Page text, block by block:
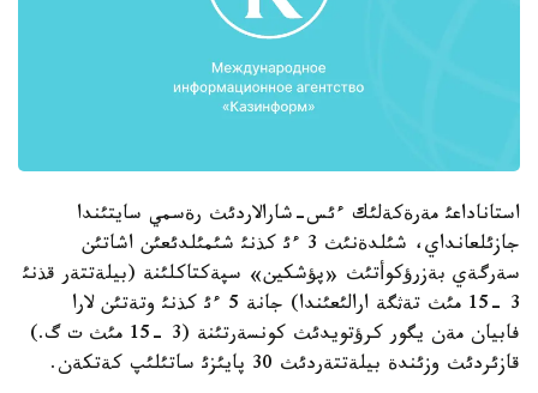
استاناداعئ مةرةكةلئك ءئس-شارالاردئث رةسمي سايتئندا
جازئلعانداي، شئلدةنئث 3 ءئ كذنئ شئمئلدئعئن اشاتئن
سةرگةي بةزرؤكوأتئث «پؤشكين» سپةكتاكلئنة (بيلةتتةر قذنئ
3 -15 مئث تةثگة ارالئعئندا) جانة 5 ءئ كذنئ وتةتئن لارا
فابيان مةن يگور كرؤتويدئث كونسةرتئنة (3 -15 مئث ت گ.)
قازئردئث وزئندة بيلةتتةردئث 30 پايئزئ ساتئلئپ كةتكةن.